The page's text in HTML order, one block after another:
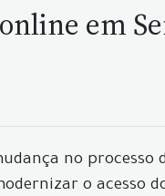
em
no
o